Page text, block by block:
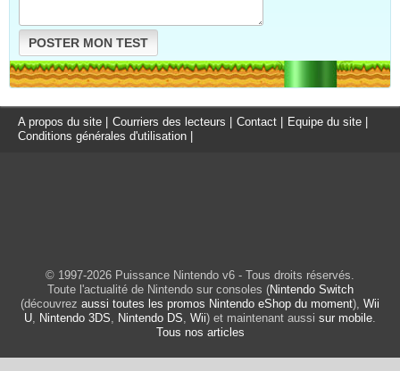
POSTER MON TEST
A propos du site Courriers des lecteurs Contact Equipe du site
Conditions générales d'utilisation
© 1997-2026 Puissance Nintendo v6 - Tous droits réservés.
Toute l'actualité de Nintendo sur consoles (Nintendo Switch
(découvrez aussi toutes les promos Nintendo eShop du moment), Wii
U, Nintendo 3DS, Nintendo DS, Wii) et maintenant aussi sur mobile.
Tous nos articles